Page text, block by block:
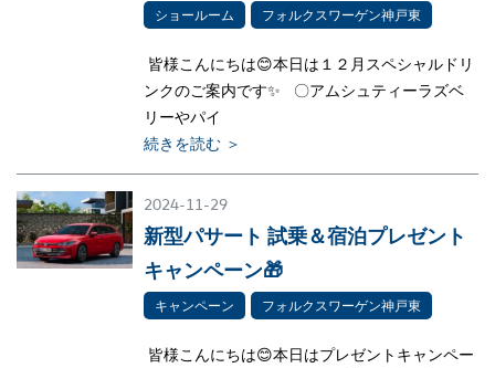
ショールーム フォルクスワーゲン神戸東
皆様こんにちは😊本日は１２月スペシャルドリ
ンクのご案内です✨ 〇アムシュティーラズベ
リーやパイ
続きを読む ＞
2024-11-29
新型パサート 試乗＆宿泊プレゼント
キャンペーン🎁
キャンペーン フォルクスワーゲン神戸東
皆様こんにちは😊本日はプレゼントキャンペー